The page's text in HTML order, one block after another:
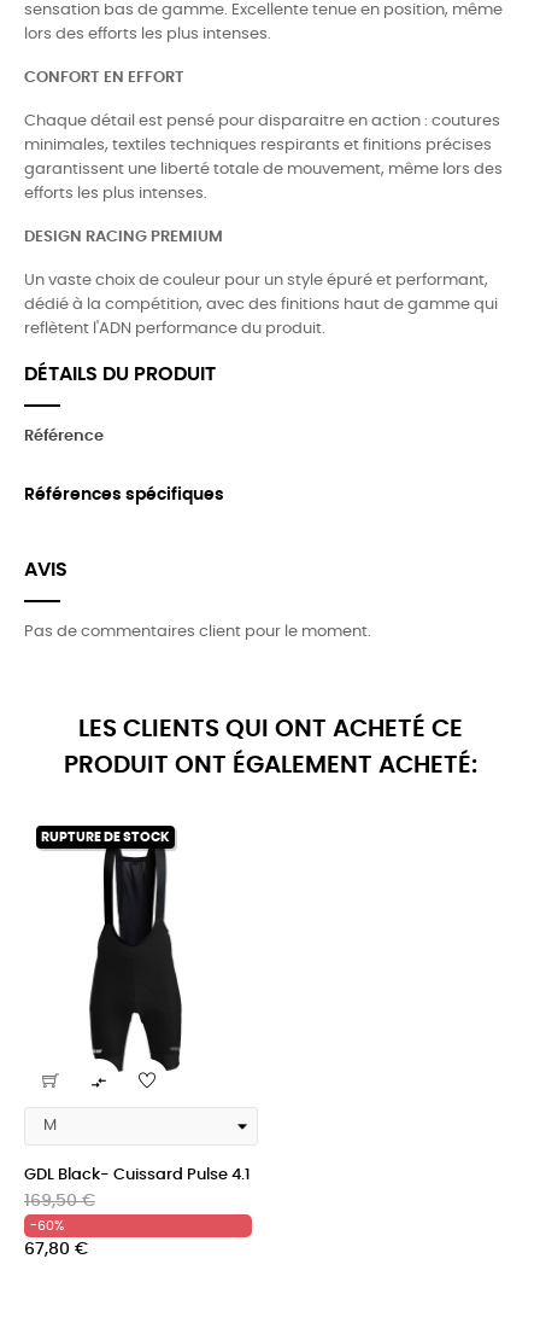
sensation bas de gamme. Excellente tenue en position, même
lors des efforts les plus intenses.
CONFORT EN EFFORT
Chaque détail est pensé pour disparaitre en action : coutures
minimales, textiles techniques respirants et finitions précises
garantissent une liberté totale de mouvement, même lors des
efforts les plus intenses.
DESIGN RACING PREMIUM
Un vaste choix de couleur pour un style épuré et performant,
dédié à la compétition, avec des finitions haut de gamme qui
reflètent l'ADN performance du produit.
DÉTAILS DU PRODUIT
Référence
Références spécifiques
AVIS
Pas de commentaires client pour le moment.
LES CLIENTS QUI ONT ACHETÉ CE
PRODUIT ONT ÉGALEMENT ACHETÉ:
RUPTURE DE STOCK

GDL Black- Cuissard Pulse 4.1
Prix
habituel
169,50 €
-60%
Prix
67,80 €